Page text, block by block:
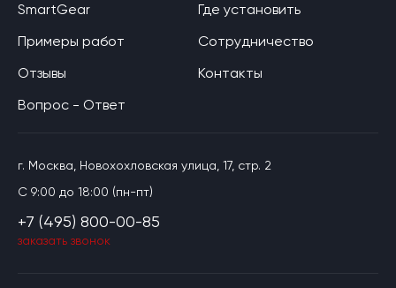
SmartGear
Примеры работ
Отзывы
Вопрос - Ответ
Где установить
Сотрудничество
Контакты
г. Москва, Новохохловская улица, 17, стр. 2
C 9:00 до 18:00 (пн-пт)
+7 (495) 800-00-85
заказать звонок